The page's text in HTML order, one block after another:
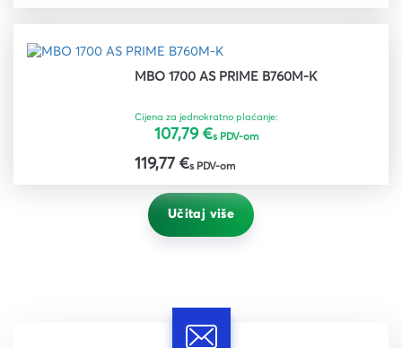
MBO 1700 AS PRIME B760M-K
Cijena za jednokratno plaćanje:
107,79 €s PDV-om
119,77 €s PDV-om
Učitaj više